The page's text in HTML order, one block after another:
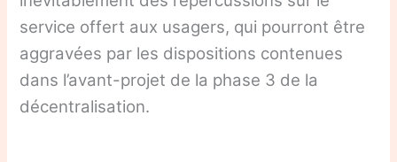
service offert aux usagers, qui pourront être
aggravées par les dispositions contenues
dans l’avant-projet de la phase 3 de la
décentralisation.